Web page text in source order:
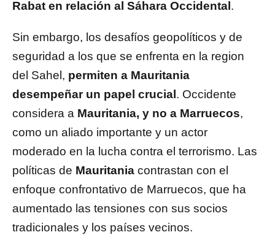
Rabat en relación al Sáhara Occidental.
Sin embargo, los desafíos geopolíticos y de
seguridad a los que se enfrenta en la region
del Sahel, permiten a Mauritania
desempeñar un papel crucial. Occidente
considera a Mauritania, y no a Marruecos,
como un aliado importante y un actor
moderado en la lucha contra el terrorismo. Las
políticas de Mauritania contrastan con el
enfoque confrontativo de Marruecos, que ha
aumentado las tensiones con sus socios
tradicionales y los países vecinos.